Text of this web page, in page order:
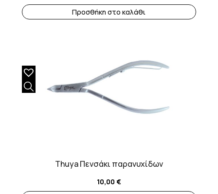
Προσθήκη στο καλάθι
Thuya Πενσάκι παρανυχίδων
10,00 €